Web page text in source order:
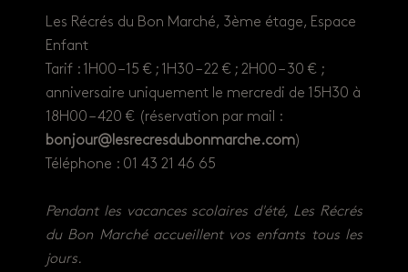
Les Récrés du Bon Marché, 3ème étage, Espace
Enfant
Tarif : 1H00 – 15 € ; 1H30 – 22 € ; 2H00 – 30 € ;
anniversaire uniquement le mercredi de 15H30 à
18H00 – 420 € (réservation par mail :
bonjour@lesrecresdubonmarche.com)
Téléphone : 01 43 21 46 65
Pendant les vacances scolaires d'été, Les Récrés
du Bon Marché accueillent vos enfants tous les
jours.